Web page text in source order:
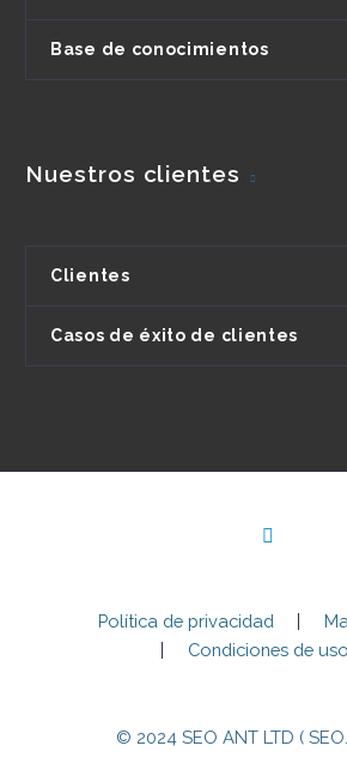
Base de conocimientos
Nuestros clientes
Clientes
Casos de éxito de clientes
Política de privacidad
Condiciones de uso
© 2024 SEO ANT LTD (